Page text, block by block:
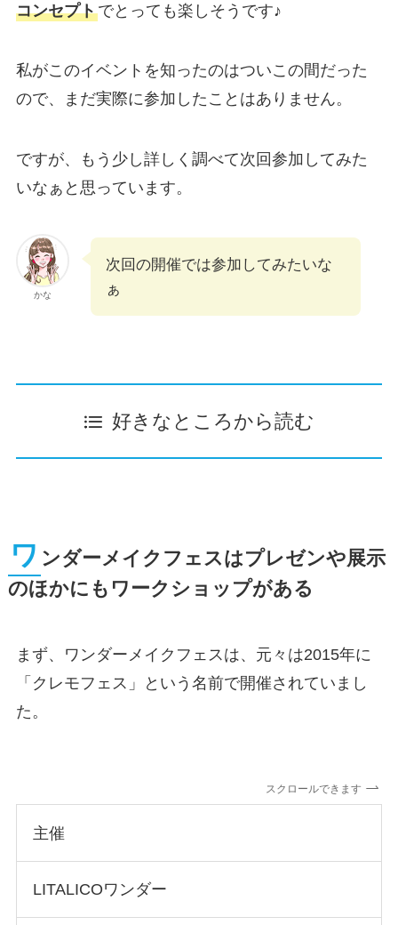
コンセプトでとっても楽しそうです♪
私がこのイベントを知ったのはついこの間だった
ので、まだ実際に参加したことはありません。
ですが、もう少し詳しく調べて次回参加してみた
いなぁと思っています。
かな
次回の開催では参加してみたいな
ぁ
好きなところから読む
ワ ンダーメイクフェスはプレゼンや展示
のほかにもワークショップがある
まず、ワンダーメイクフェスは、元々は2015年に
「クレモフェス」という名前で開催されていまし
た。
スクロールできます
主催
LITALICOワンダー